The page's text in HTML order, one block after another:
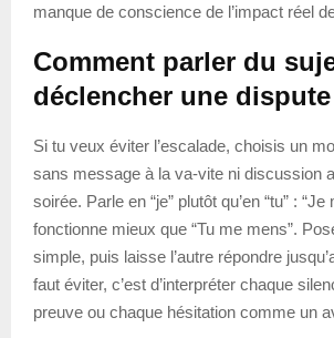
manque de conscience de l’impact réel
Comment parler du
déclencher une dispute
Si tu veux éviter l’escalade, choisis un
sans message à la va-vite ni discussion
soirée. Parle en “je” plutôt qu’en “tu” :
fonctionne mieux que “Tu me mens”.
simple, puis laisse l’autre répondre
faut éviter, c’est d’interpréter chaque
preuve ou chaque hésitation comme un